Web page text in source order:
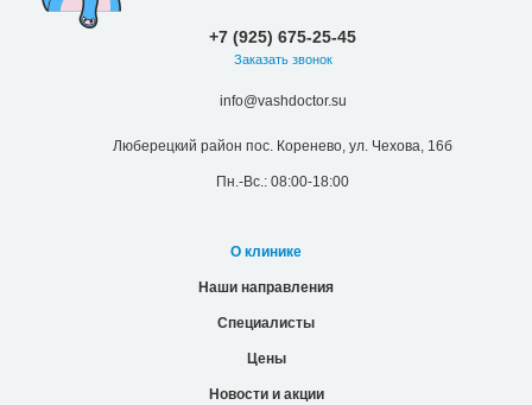
+7 (925) 675-25-45
Заказать звонок
info@vashdoctor.su
Люберецкий район пос. Коренево, ул. Чехова, 16б
Пн.-Вс.: 08:00-18:00
О клинике
Наши направления
Специалисты
Цены
Новости и акции